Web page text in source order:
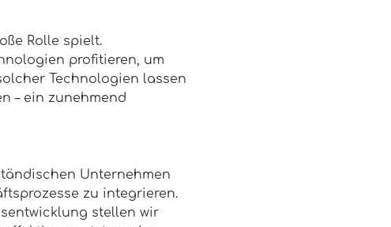
Rolle spielt.
profitieren, um
Technologien lassen
– ein zunehmend
Unternehmen
zu integrieren.
stellen wir